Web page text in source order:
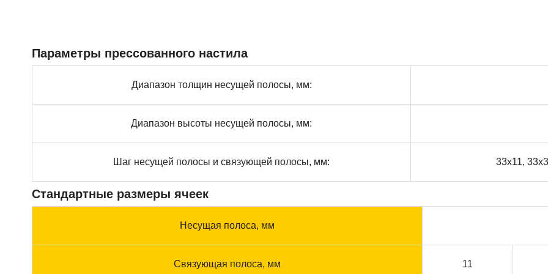
Параметры прессованного настила
Диапазон толщин несущей полосы, мм:
Диапазон высоты несущей полосы, мм:
Шаг несущей полосы и связующей полосы, мм: 33х11,
Стандартные размеры ячеек
Несущая полоса, мм
Связующая полоса, мм 11